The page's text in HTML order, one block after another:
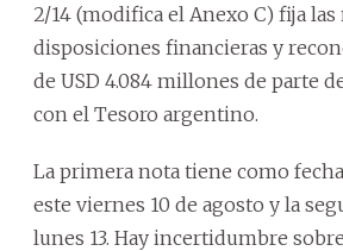
2/14 (modifica el Anexo C) fija las
disposiciones financieras y
de USD 4.084 millones de parte
con el Tesoro argentino.
La primera nota tiene como
este viernes 10 de agosto y la
lunes 13. Hay incertidumbre